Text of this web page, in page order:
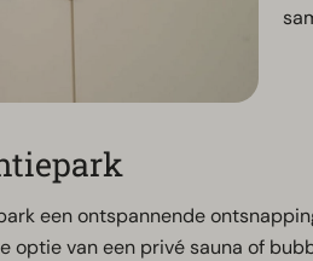
een ontspannende
optie van een privé sauna of